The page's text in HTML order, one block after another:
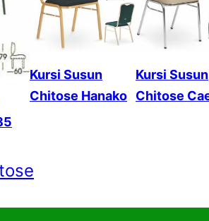
Kursi Susun
Chitose Hanako
Kursi Susun
Chitose